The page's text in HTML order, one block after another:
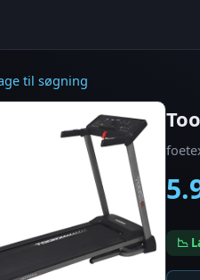
til søgning
📉